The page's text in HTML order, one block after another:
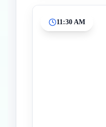
11:30 AM